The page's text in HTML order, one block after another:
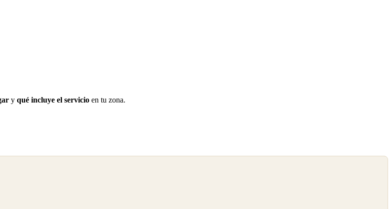
y qué incluye el servicio en tu zona.